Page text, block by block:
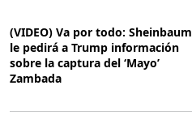
(VIDEO) Va por todo: Sheinbaum
le pedirá a Trump información
sobre la captura del ‘Mayo’
Zambada